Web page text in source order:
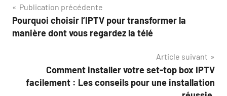
Navigation
de
Publication précédente
Pourquoi choisir l’IPTV pour transformer la
manière dont vous regardez la télé
Article suivant
Comment installer votre set-top box IPTV
facilement : Les conseils pour une installation